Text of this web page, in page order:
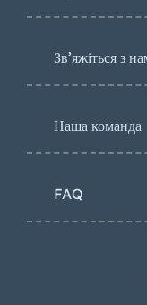
Зв’яжіться з
Наша команда
FAQ